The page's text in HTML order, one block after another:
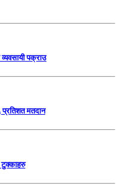
पक्राउ
प्रतिशत मतदान
टुक्काहरु